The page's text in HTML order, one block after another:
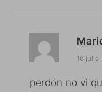
16
perdón no vi